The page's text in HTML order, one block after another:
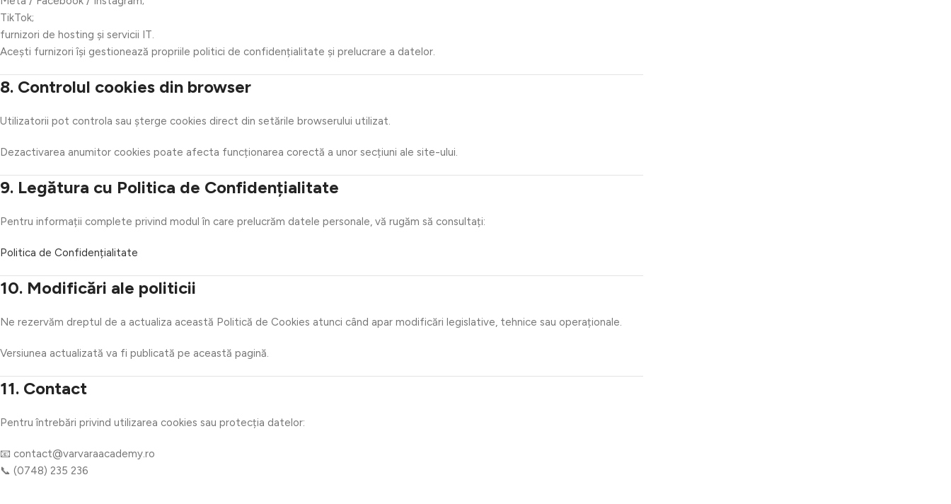
TikTok;
furnizori de hosting și servicii IT.
Acești furnizori își gestionează propriile politici de confidențialitate și prelucrare a datelor.
8. Controlul cookies din browser
Utilizatorii pot controla sau șterge cookies direct din setările browserului utilizat.
Dezactivarea anumitor cookies poate afecta funcționarea corectă a unor secțiuni ale site-ului.
9. Legătura cu Politica de Confidențialitate
Pentru informații complete privind modul în care prelucrăm datele personale, vă rugăm să consultați:
Politica de Confidențialitate
10. Modificări ale politicii
Ne rezervăm dreptul de a actualiza această Politică de Cookies atunci când apar modificări legislative, tehnice sau operaționale.
Versiunea actualizată va fi publicată pe această pagină.
11. Contact
Pentru întrebări privind utilizarea cookies sau protecția datelor:
📧 contact@varvaraacademy.ro
📞 (0748) 235 236